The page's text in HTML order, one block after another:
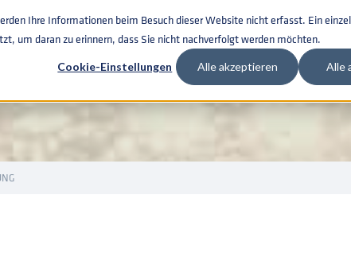
Ihre Informationen beim Besuch dieser Website nicht erfasst. Ein
um daran zu erinnern, dass Sie nicht nachverfolgt werden möchten.
Cookie-Einstellungen Alle akzeptieren Alle